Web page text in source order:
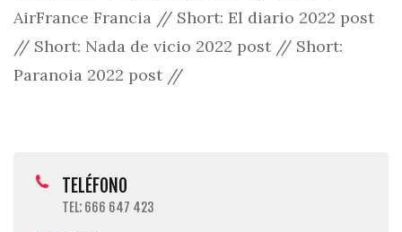
AirFrance Francia // Short: El diario 2022 post
// Short: Nada de vicio 2022 post // Short:
Paranoia 2022 post //
TELÉFONO
TEL: 666 647 423